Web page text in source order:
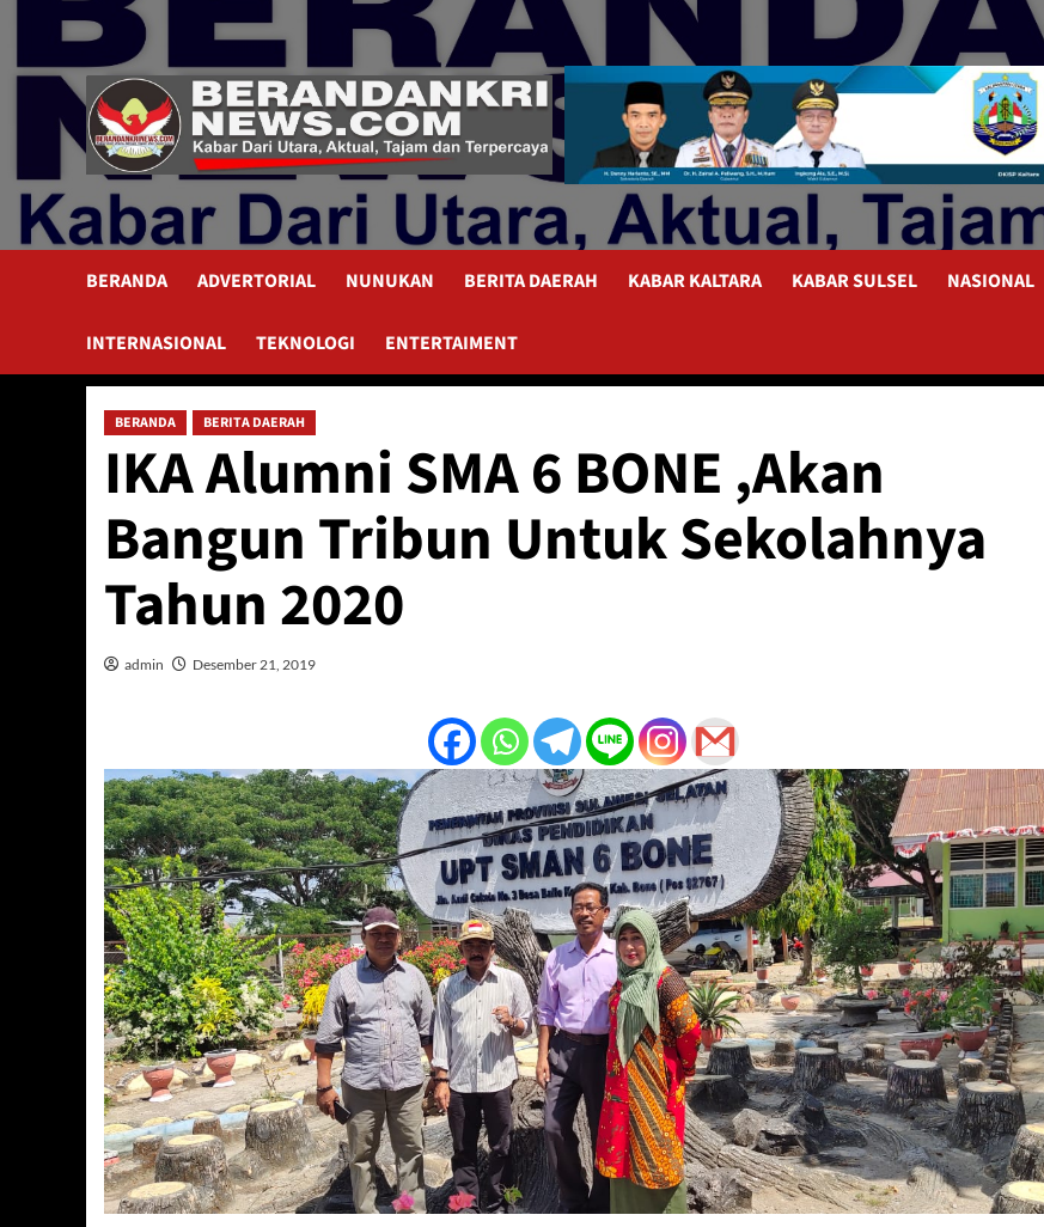
content
BERANDA ADVERTORIAL NUNUKAN BERITA DAERAH KABAR KALTARA KABAR SULSEL NASIONAL
INTERNASIONAL TEKNOLOGI ENTERTAIMENT
BERANDA BERITA DAERAH
IKA Alumni SMA 6 BONE ,Akan
Bangun Tribun Untuk Sekolahnya
Tahun 2020
admin Desember 21, 2019